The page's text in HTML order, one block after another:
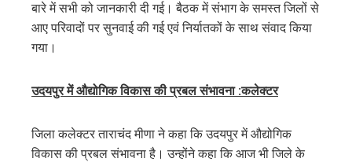
बारे में सभी को जानकारी दी गई। बैठक में संभाग के समस्त जिलों से
आए परिवादों पर सुनवाई की गई एवं निर्यातकों के साथ संवाद किया
गया।
उदयपुर में औद्योगिक विकास की प्रबल संभावना :कलेक्टर
जिला कलेक्टर ताराचंद मीणा ने कहा कि उदयपुर में औद्योगिक
विकास की प्रबल संभावना है। उन्होंने कहा कि आज भी जिले के